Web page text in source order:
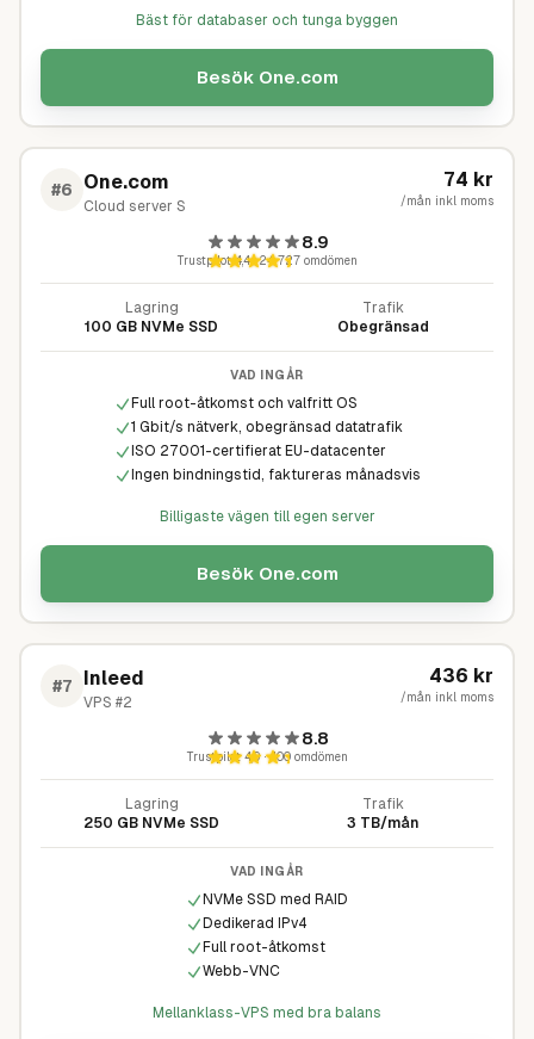
Bäst för databaser och tunga byggen
Besök One.com
#6 One.com
Cloud server S
74 kr
/mån inkl moms
8.9
Trustpilot4,4· 24 727omdömen
Lagring
100 GB NVMe SSD
Trafik
Obegränsad
VAD INGÅR
Full root-åtkomst och valfritt OS
1 Gbit/s nätverk, obegränsad datatrafik
ISO 27001-certifierat EU-datacenter
Ingen bindningstid, faktureras månadsvis
Billigaste vägen till egen server
Besök One.com
#7 Inleed
VPS #2
436 kr
/mån inkl moms
8.8
Trustpilot4,9· 400omdömen
Lagring
250 GB NVMe SSD
Trafik
3 TB/mån
VAD INGÅR
NVMe SSD med RAID
Dedikerad IPv4
Full root-åtkomst
Webb-VNC
Mellanklass-VPS med bra balans